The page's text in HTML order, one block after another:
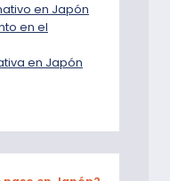
en Japón
en el
en Japón